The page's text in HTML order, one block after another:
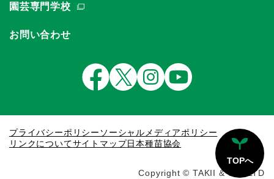
園芸専門学校
お問い合わせ
プライバシーポリシー ソーシャルメディアポリシー
リンクについてサイトマップ日本種苗協会
Copyright © TAKII & CO.,LTD
TOPへ